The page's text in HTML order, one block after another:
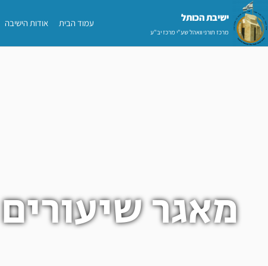
דילוג
לתוכן
ישיבת הכותל​
מרכז תורני וואהל שע"י מרכז יב"ע
עמוד הבית אודות הישיבה
מאגר שיעורים